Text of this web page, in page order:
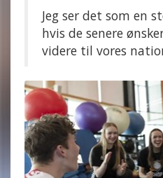
Jeg ser det som en
hvis de senere
videre til vores